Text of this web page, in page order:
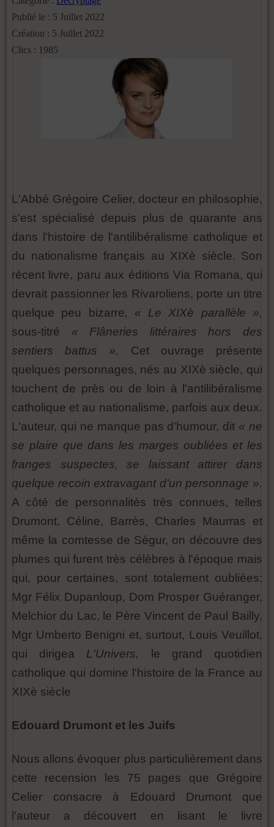
Publié le : 5 Juillet 2022
Création : 5 Juillet 2022
Clics : 1985
L'Abbé Grégoire Celier, docteur en philosophie,
s'est spécialisé depuis plus de quarante ans
dans l'histoire de l'antilibéralisme catholique et
du nationalisme français au XIXè siècle. Son
récent livre, paru aux éditions Via Romana, qui
devrait passionner les Rivaroliens, porte un titre
quelque peu bizarre, « Le XIXè parallèle »,
sous-titré « Flâneries littéraires hors des
sentiers battus ». Cet ouvrage présente
quelques personnages, nés au XIXè siècle, qui
touchent de près ou de loin à l'antilibéralisme
catholique et au nationalisme, parfois aux deux.
L'auteur, qui ne manque pas d’humour, dit « ne
se plaire que dans les marges oubliées et les
franges suspectes, se laissant attirer dans
quelque recoin extravagant d'un personnage ».
A côté de personnalités très connues, telles
Drumont, Céline, Barrès, Charles Maurras et
même la comtesse de Ségur, on découvre des
plumes qui furent très célèbres à l'époque mais
qui, pour certaines, sont totalement oubliées:
Mgr Félix Dupanloup, Dom Prosper Guéranger,
Melchior du Lac, le Père Vincent de Paul Bailly,
Mgr Umberto Benigni et, surtout, Louis Veuillot,
qui dirigea L'Univers,
le grand quotidien
catholique qui domine l'histoire de la France au
XIXè siècle
Edouard Drumont et les Juifs
Nous allons évoquer plus particulièrement dans
cette recension les 75 pages que Grégoire
Celier consacre à Edouard Drumont que
l'auteur a découvert en lisant le livre